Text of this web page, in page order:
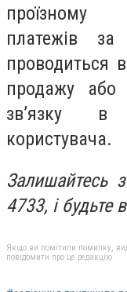
проїзному
платежів за
проводиться
продажу або
зв’язку в
користувача.
Залишайтесь з
4733, і будьте
Якщо ви помітили помилку,
повідомити про це редакцію